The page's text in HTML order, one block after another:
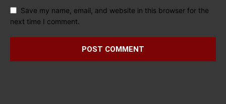
Save my name, email, and website in this browser for the
next time I comment.